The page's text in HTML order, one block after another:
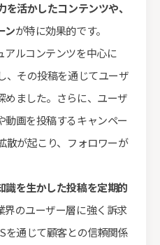
を活かしたコンテンツや、
ンが特に効果的です。
アルコンテンツを中心に
、その投稿を通じてユーザ
めました。さらに、ユーザ
動画を投稿するキャンペー
散が起こり、フォロワーが
識を生かした投稿を定期的
界のユーザー層に強く訴求
を通じて顧客との信頼関係